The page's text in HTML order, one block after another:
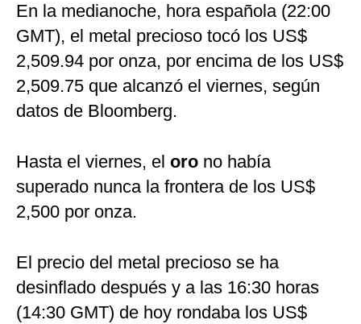
En la medianoche, hora española (22:00
GMT), el metal precioso tocó los US$
2,509.94 por onza, por encima de los US$
2,509.75 que alcanzó el viernes, según
datos de Bloomberg.
Hasta el viernes, el oro no había
superado nunca la frontera de los US$
2,500 por onza.
El precio del metal precioso se ha
desinflado después y a las 16:30 horas
(14:30 GMT) de hoy rondaba los US$